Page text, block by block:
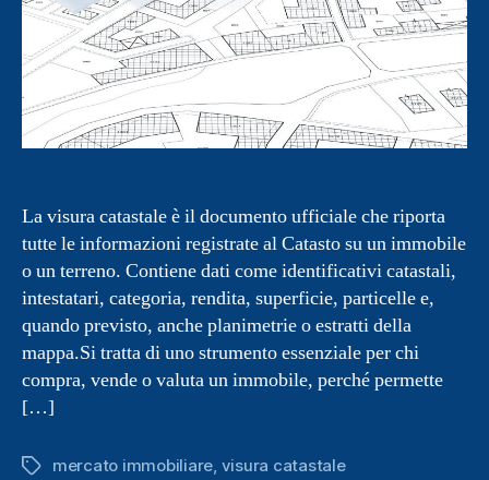
La visura catastale è il documento ufficiale che riporta
tutte le informazioni registrate al Catasto su un immobile
o un terreno. Contiene dati come identificativi catastali,
intestatari, categoria, rendita, superficie, particelle e,
quando previsto, anche planimetrie o estratti della
mappa.Si tratta di uno strumento essenziale per chi
compra, vende o valuta un immobile, perché permette
[…]
Tag mercato immobiliare, visura catastale